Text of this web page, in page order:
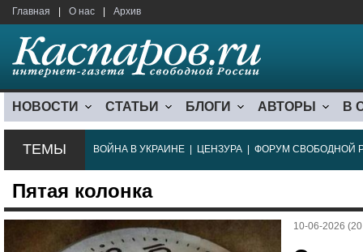
Главная О нас Архив
НОВОСТИ СТАТЬИ БЛОГИ АВТОРЫ В
ТЕМЫ ВОЙНА В УКРАИНЕ ЦЕНЗУРА ФОРУМ СВОБОДНОЙ
Пятая колонка
10-06-2026